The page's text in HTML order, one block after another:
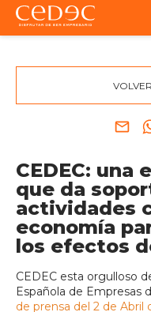
CEDEC: una
que da
actividades
economía
los efectos
CEDEC esta orgulloso
Española de Empresas
de prensa del 2 de Abril